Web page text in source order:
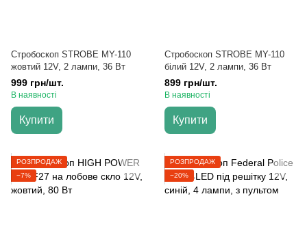
Стробоскоп STROBE MY-110
жовтий 12V, 2 лампи, 36 Вт
999 грн/шт.
В наявності
Купити
Стробоскоп STROBE MY-110
білий 12V, 2 лампи, 36 Вт
899 грн/шт.
В наявності
Купити
РОЗПРОДАЖ
−7%
РОЗПРОДАЖ
−20%